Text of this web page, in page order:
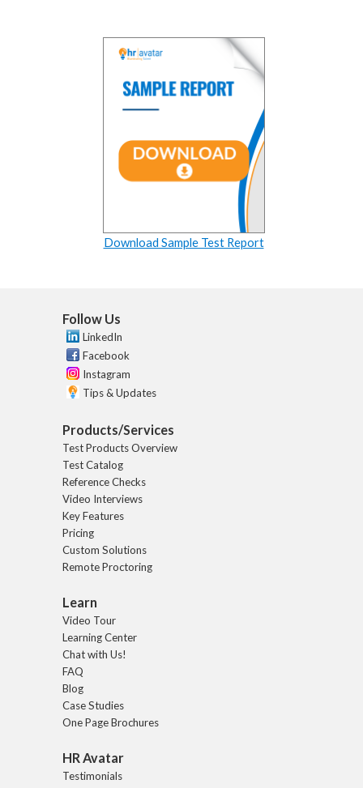
Download Sample Test Report
Follow Us
LinkedIn
Facebook
Instagram
Tips & Updates
Products/Services
Test Products Overview
Test Catalog
Reference Checks
Video Interviews
Key Features
Pricing
Custom Solutions
Remote Proctoring
Learn
Video Tour
Learning Center
Chat with Us!
FAQ
Blog
Case Studies
One Page Brochures
HR Avatar
Testimonials